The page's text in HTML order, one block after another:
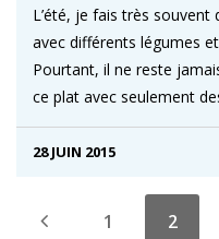
L’été, je fais très
avec différents légumes et
Pourtant, il ne reste
ce plat avec seulement
28 JUIN 2015
1 2